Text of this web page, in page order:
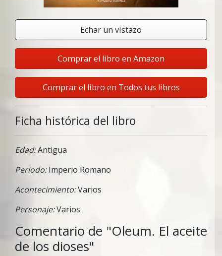
Echar un vistazo
Comprar el libro en Amazon
Comprar el libro en Todos tus libros
Ficha histórica del libro
Edad:Antigua
Periodo:Imperio Romano
Acontecimiento:Varios
Personaje:Varios
Comentario de "Oleum. El aceite
de los dioses"